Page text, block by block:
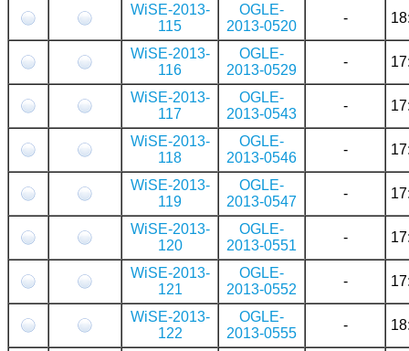
WiSE-2013-
115
OGLE-
2013-0520
-
WiSE-2013-
116
OGLE-
2013-0529
-
WiSE-2013-
117
OGLE-
2013-0543
-
WiSE-2013-
118
OGLE-
2013-0546
-
WiSE-2013-
119
OGLE-
2013-0547
-
WiSE-2013-
120
OGLE-
2013-0551
-
WiSE-2013-
121
OGLE-
2013-0552
-
WiSE-2013-
122
OGLE-
2013-0555
-